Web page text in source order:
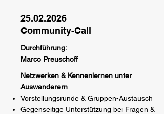
25.02.2026
Community-Call
Durchführung:
Marco Preuschoff
Netzwerken & Kennenlernen unter
Auswanderern
Vorstellungsrunde & Gruppen-Austausch
Gegenseitige Unterstützung bei Fragen &